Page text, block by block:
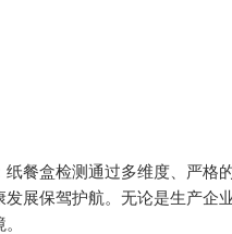
盒检测通过多维度、严格的
发展保驾护航。无论是生产企